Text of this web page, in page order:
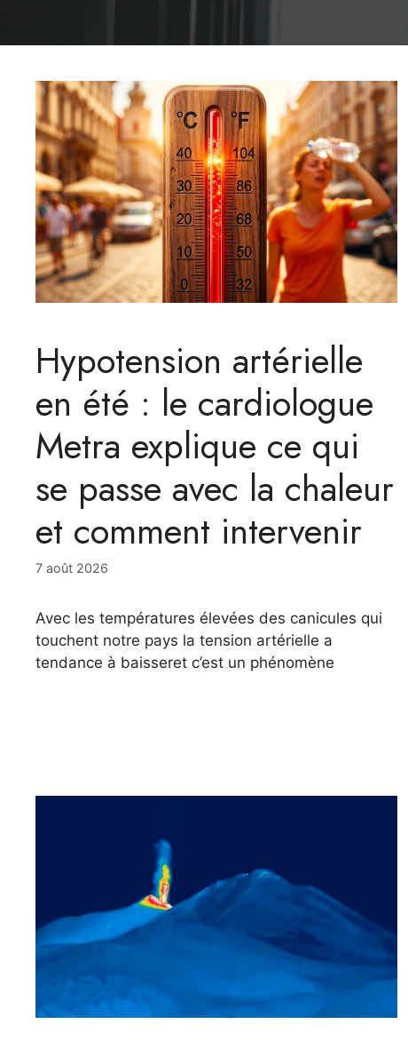
Hypotension artérielle
en été : le cardiologue
Metra explique ce qui
se passe avec la chaleur
et comment intervenir
7 août 2026
Avec les températures élevées des canicules qui
touchent notre pays la tension artérielle a
tendance à baisseret c’est un phénomène